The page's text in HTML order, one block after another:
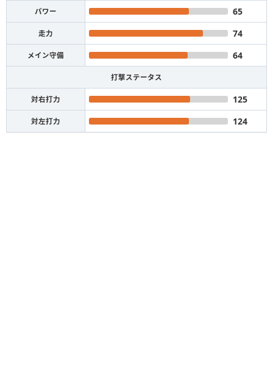
パワー 65
走力 74
メイン守備 64
打撃ステータス
対右打力 125
対左打力 124